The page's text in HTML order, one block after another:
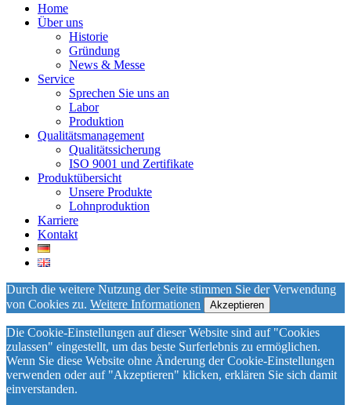
Home
Über uns
Historie
Gründung
News & Messe
Service
Sprechen Sie uns an
Labor
Produktion
Qualitätsmanagement
Qualitätssicherung
ISO 9001 und Zertifikate
Produktübersicht
Unsere Produkte
Lohnproduktion
Karriere
Kontakt
Durch die weitere Nutzung der Seite stimmen Sie der Verwendung
von Cookies zu. Weitere Informationen Akzeptieren
Die Cookie-Einstellungen auf dieser Website sind auf "Cookies
zulassen" eingestellt, um das beste Surferlebnis zu ermöglichen.
Wenn Sie diese Website ohne Änderung der Cookie-Einstellungen
verwenden oder auf "Akzeptieren" klicken, erklären Sie sich damit
einverstanden.